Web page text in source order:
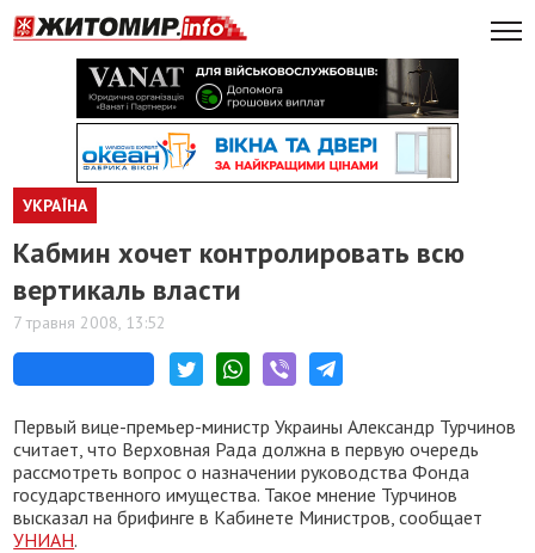
УКРАЇНА
Кабмин хочет контролировать всю
вертикаль власти
7 травня 2008, 13:52
Первый вице-премьер-министр Украины Александр Турчинов
считает, что Верховная Рада должна в первую очередь
рассмотреть вопрос о назначении руководства Фонда
государственного имущества. Такое мнение Турчинов
высказал на брифинге в Кабинете Министров, сообщает
УНИАН.